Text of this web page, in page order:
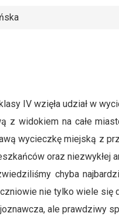
IV wzięła udział w
z widokiem na całe
wycieczkę miejską z
oraz niezwykłej
chyba
nie tylko wiele
ale prawdziwy